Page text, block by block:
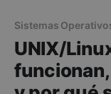
Sistemas
UNIX/